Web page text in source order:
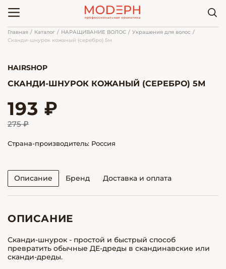
Главная Каталог НАРАЩИВАНИЕ ВОЛОС
Украшения для волос
Сканди-шнурок кожаный (серебро) 5м
HAIRSHOP
СКАНДИ-ШНУРОК КОЖАНЫЙ (СЕРЕБРО) 5М
193 ₽
275 ₽
Страна-производитель: Россия
Описание Бренд Доставка и оплата
ОПИСАНИЕ
Сканди-шнурок - простой и быстрый способ
превратить обычные ДЕ-дреды в скандинавские или
сканди-дреды.